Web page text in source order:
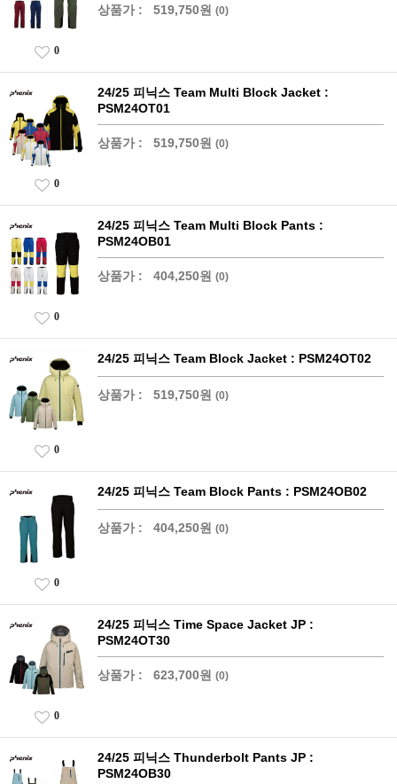
상품가 : 519,750원 (0)
0
24/25 피닉스 Team Multi Block Jacket :
PSM24OT01
상품가 : 519,750원 (0)
0
24/25 피닉스 Team Multi Block Pants :
PSM24OB01
상품가 : 404,250원 (0)
0
24/25 피닉스 Team Block Jacket : PSM24OT02
상품가 : 519,750원 (0)
0
24/25 피닉스 Team Block Pants : PSM24OB02
상품가 : 404,250원 (0)
0
24/25 피닉스 Time Space Jacket JP :
PSM24OT30
상품가 : 623,700원 (0)
0
24/25 피닉스 Thunderbolt Pants JP :
PSM24OB30